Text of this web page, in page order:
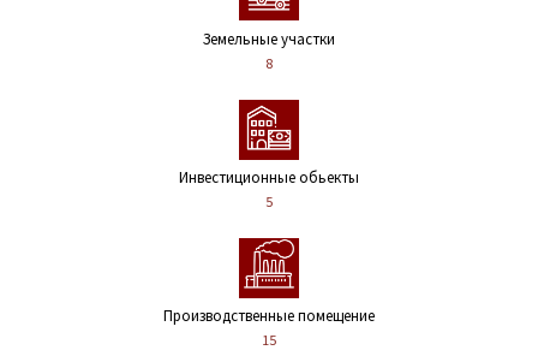
Земельные участки
8
Инвестиционные обьекты
5
Производственные помещение
15